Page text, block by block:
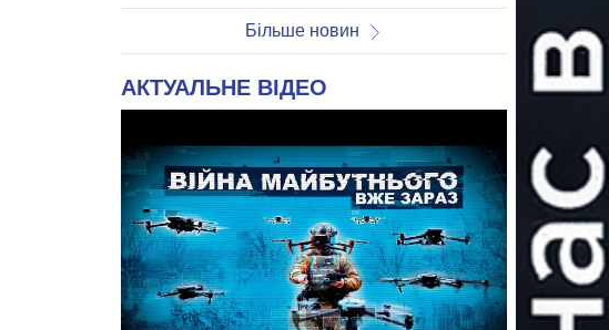
Більше новин
АКТУАЛЬНЕ ВІДЕО